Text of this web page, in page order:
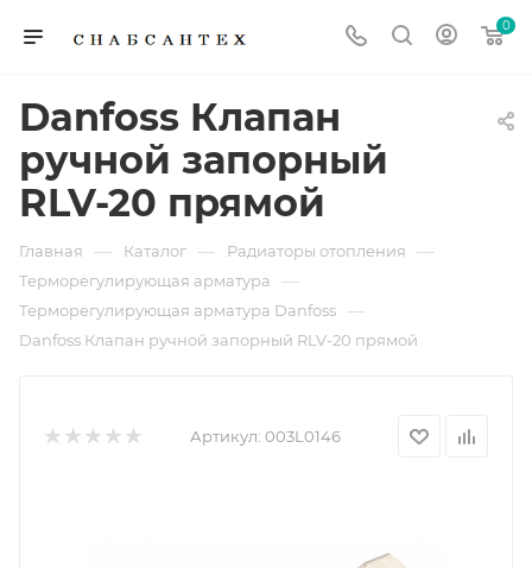
0
Danfoss Клапан
ручной запорный
RLV-20 прямой
Главная — Каталог — Радиаторы отопления —
Терморегулирующая арматура —
Терморегулирующая арматура Danfoss —
Danfoss Клапан ручной запорный RLV-20 прямой
Артикул: 003L0146